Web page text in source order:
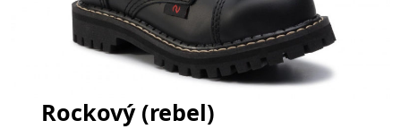
Rockový (rebel)